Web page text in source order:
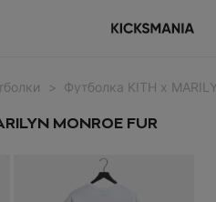
Футболка KITH x
MONROE FUR
ВОЙТИ
КОРЗИНА